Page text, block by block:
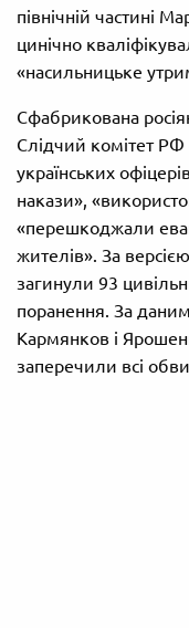
північній частині
цинічно
«насильницьке
Сфабрикована
Слідчий комітет РФ
українських
накази»,
«перешкоджали
жителів». За
загинули 93
поранення. За
Кармянков і
заперечили всі